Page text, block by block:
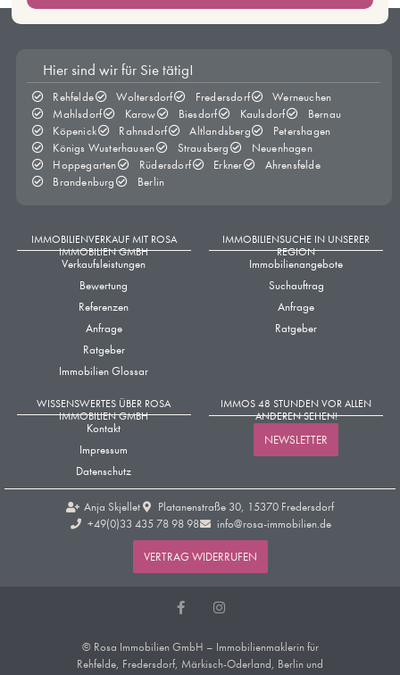
Hier sind wir für Sie tätig!
Rehfelde Woltersdorf Fredersdorf
Werneuchen
Mahlsdorf
Karow Biesdorf Kaulsdorf
Bernau
Köpenick
Rahnsdorf Altlandsberg
Petershagen
Königs Wusterhausen
Strausberg
Neuenhagen
Hoppegarten
Rüdersdorf Erkner
Ahrensfelde
Brandenburg
Berlin
IMMOBILIENVERKAUF MIT ROSA
IMMOBILIEN GMBH
Verkaufsleistungen
Bewertung
Referenzen
Anfrage
Ratgeber
Immobilien Glossar
IMMOBILIENSUCHE IN UNSERER
REGION
Immobilienangebote
Suchauftrag
Anfrage
Ratgeber
WISSENSWERTES ÜBER ROSA
IMMOBILIEN GMBH
Kontakt
Impressum
Datenschutz
IMMOS 48 STUNDEN VOR ALLEN
ANDEREN SEHEN!
NEWSLETTER
Anja Skjellet
Platanenstraße 30, 15370 Fredersdorf
+49(0)33 435 78 98 98​
info@rosa-immobilien.de
VERTRAG WIDERRUFEN
© Rosa Immobilien GmbH – Immobilienmaklerin für
Rehfelde, Fredersdorf, Märkisch-Oderland, Berlin und